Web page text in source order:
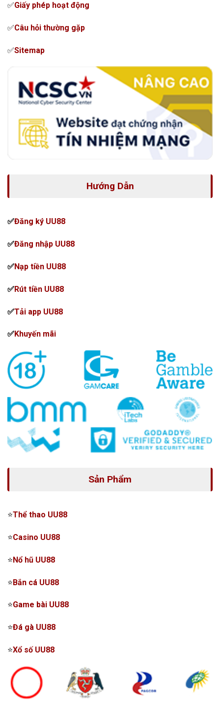
✅Giấy phép hoạt động
✅Câu hỏi thường gặp
✅Sitemap
Hướng Dẫn
✅Đăng ký UU88
✅Đăng nhập UU88
✅Nạp tiền UU88
✅Rút tiền UU88
✅Tải app UU88
✅Khuyến mãi
Sản Phẩm
⭐Thể thao UU88
⭐Casino UU88
⭐Nổ hũ UU88
⭐Bắn cá UU88
⭐Game bài UU88
⭐Đá gà UU88
⭐Xổ số UU88